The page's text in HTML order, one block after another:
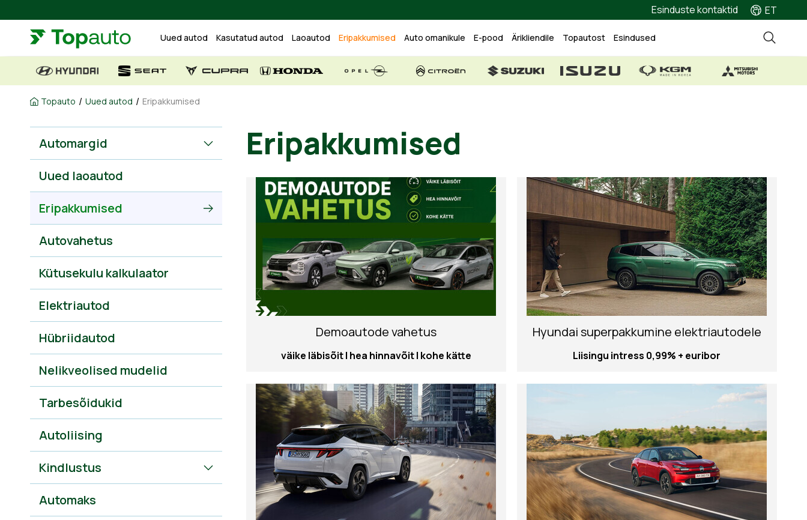
Esinduste kontaktid ET
Uued autod Kasutatud autod Laoautod Eripakkumised Auto omanikule E-pood Ärikliendile Topautost Esindused
Topauto / Uued autod / Eripakkumised
Automargid
Uued laoautod
Eripakkumised
Autovahetus
Kütusekulu kalkulaator
Elektriautod
Hübriidautod
Nelikveolised mudelid
Tarbesõidukid
Autoliising
Kindlustus
Automaks
Eripakkumised
Demoautode vahetus
väike läbisõit | hea hinnavõit | kohe kätte
Hyundai superpakkumine elektriautodele
Liisingu intress 0,99% + euribor